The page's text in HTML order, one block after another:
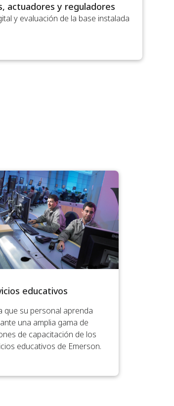
actuadores y reguladores
y evaluación de la base instalada
educativos
que su personal aprenda
una amplia gama de
de capacitación de los
educativos de Emerson.